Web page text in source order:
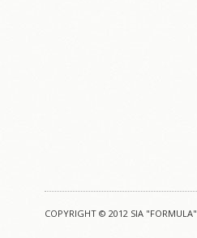
COPYRIGHT © 2012 SIA "FORMULA"